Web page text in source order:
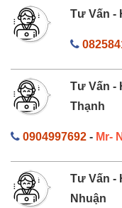
Tư Vấn -
Tư Vấn -
Thạnh
0904997692 - Mr-
Tư Vấn -
Nhuận